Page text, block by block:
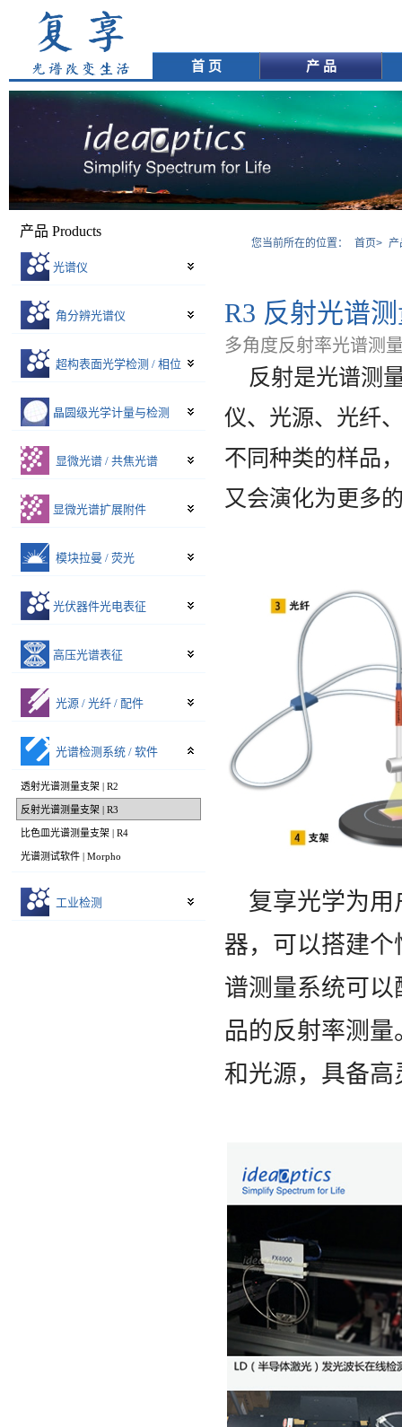
首 页 产 品
产品 Products
光谱仪
角分辨光谱仪
超构表面光学检测 / 相位
晶圆级光学计量与检测
显微光谱 / 共焦光谱
显微光谱扩展附件
模块拉曼 / 荧光
光伏器件光电表征
高压光谱表征
光源 / 光纤 / 配件
光谱检测系统 / 软件
透射光谱测量支架 | R2
反射光谱测量支架 | R3
比色皿光谱测量支架 | R4
光谱测试软件 | Morpho
工业检测
您当前所在的位置： 首页> 产
R3 反射光谱
多角度反射率光谱测
反射是光谱测
仪、光源、光纤
不同种类的样品
又会演化为更多
复享光学为
器，可以搭建
谱测量系统可
品的反射率测
和光源，具备